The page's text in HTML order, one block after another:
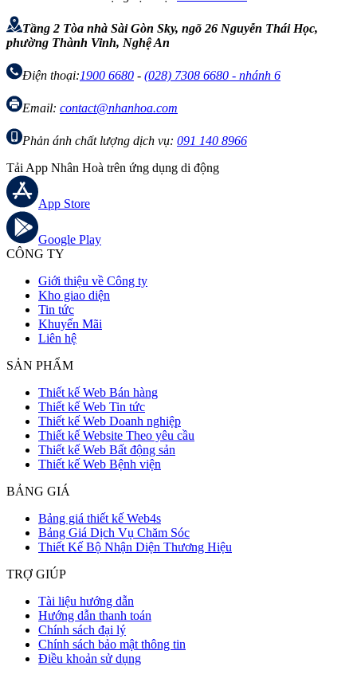
Tầng 2 Tòa nhà Sài Gòn Sky, ngõ 26 Nguyễn Thái Học,
phường Thành Vinh, Nghệ An
Điện thoại:1900 6680 - (028) 7308 6680 - nhánh 6
Email: contact@nhanhoa.com
Phản ánh chất lượng dịch vụ: 091 140 8966
Tải App Nhân Hoà trên ứng dụng di động
App Store
Google Play
CÔNG TY
Giới thiệu về Công ty
Kho giao diện
Tin tức
Khuyến Mãi
Liên hệ
SẢN PHẨM
Thiết kế Web Bán hàng
Thiết kế Web Tin tức
Thiết kế Web Doanh nghiệp
Thiết kế Website Theo yêu cầu
Thiết kế Web Bất động sản
Thiết kế Web Bệnh viện
BẢNG GIÁ
Bảng giá thiết kế Web4s
Bảng Giá Dịch Vụ Chăm Sóc
Thiết Kế Bộ Nhận Diện Thương Hiệu
TRỢ GIÚP
Tài liệu hướng dẫn
Hướng dẫn thanh toán
Chính sách đại lý
Chính sách bảo mật thông tin
Điều khoản sử dụng